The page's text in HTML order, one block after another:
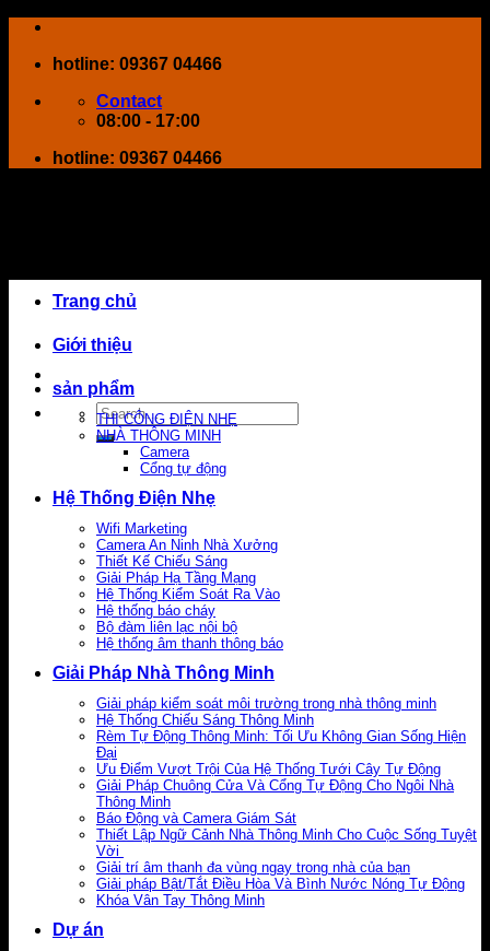
Skip
contenthotline: 09367 04466
Contact
08:00 - 17:00
hotline: 09367 04466
Search
for:
Trang chủ
Giới thiệu
sản phẩm
THI CÔNG ĐIỆN NHẸ
NHÀ THÔNG MINH
Camera
Cổng tự động
Hệ Thống Điện Nhẹ
Wifi Marketing
Camera An Ninh Nhà Xưởng
Thiết Kế Chiếu Sáng
Giải Pháp Hạ Tầng Mạng
Hệ Thống Kiểm Soát Ra Vào
Hệ thống báo cháy
Bộ đàm liên lạc nội bộ
Hệ thống âm thanh thông báo
Giải Pháp Nhà Thông Minh
Giải pháp kiểm soát môi trường trong nhà thông minh
Hệ Thống Chiếu Sáng Thông Minh
Rèm Tự Động Thông Minh: Tối Ưu Không Gian Sống Hiện
Đại
Ưu Điểm Vượt Trội Của Hệ Thống Tưới Cây Tự Động
Giải Pháp Chuông Cửa Và Cổng Tự Động Cho Ngôi Nhà
Thông Minh
Báo Động và Camera Giám Sát
Thiết Lập Ngữ Cảnh Nhà Thông Minh Cho Cuộc Sống Tuyệt
Vời
Giải trí âm thanh đa vùng ngay trong nhà của bạn
Giải pháp Bật/Tắt Điều Hòa Và Bình Nước Nóng Tự Động
Khóa Vân Tay Thông Minh
Dự án